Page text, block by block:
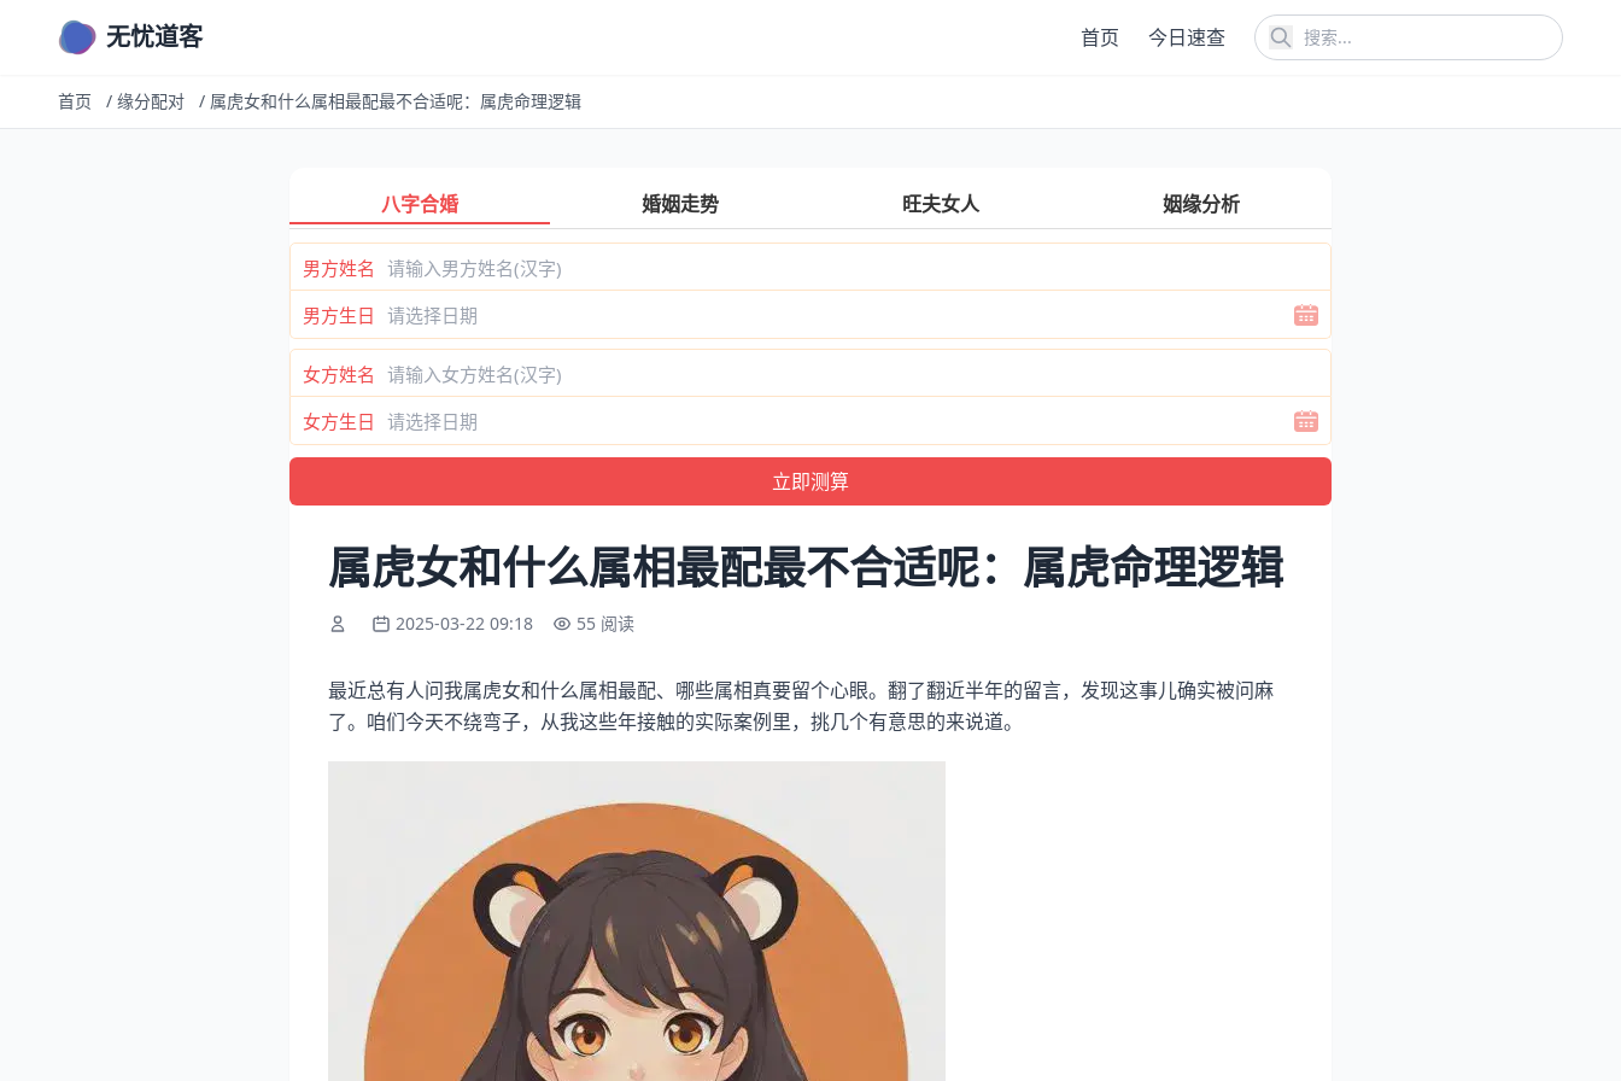
无忧道客 首页 今日速查
首页 / 缘分配对 / 属虎女和什么属相最配最不合适呢：属虎命理逻辑
八字合婚 婚姻走势 旺夫女人 姻缘分析
男方姓名
男方生日
女方姓名
女方生日
属虎女和什么属相最配最不合适呢：属虎命理逻辑
2025-03-22 09:18 55 阅读
最近总有人问我属虎女和什么属相最配、哪些属相真要留个心眼。翻了翻近半年的留言，发现这事儿确实被问麻
了。咱们今天不绕弯子，从我这些年接触的实际案例里，挑几个有意思的来说道。